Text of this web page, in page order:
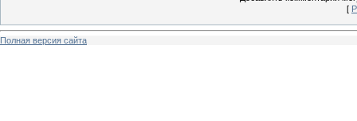
[
Полная версия сайта